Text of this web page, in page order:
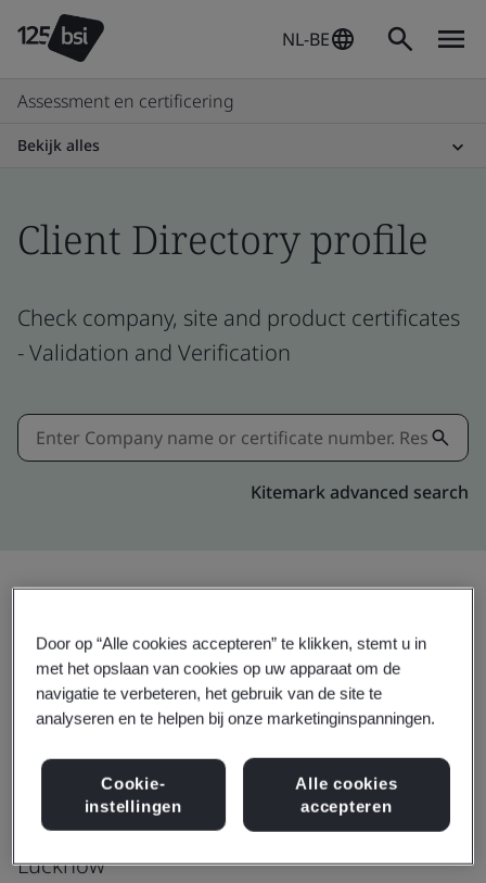
NL-BE
Assessment en certificering
Bekijk alles
Client Directory profile
Check company, site and product certificates
- Validation and Verification
Kitemark advanced search
Upgraden
Genpact India Pvt Ltd
Experio Building 6th floor ,
Vibhuti Khand
Gomti Nagar
Lucknow
Door op “Alle cookies accepteren” te klikken, stemt u in
met het opslaan van cookies op uw apparaat om de
navigatie te verbeteren, het gebruik van de site te
analyseren en te helpen bij onze marketinginspanningen.
Cookie-
instellingen
Alle cookies
accepteren